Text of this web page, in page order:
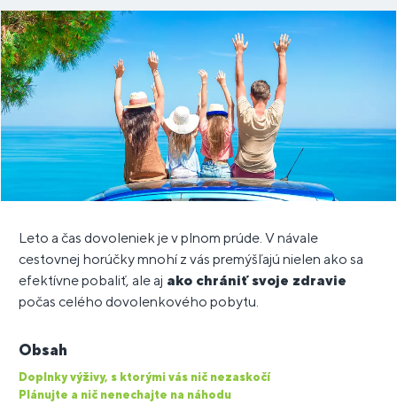
Leto a čas dovoleniek je v plnom prúde. V návale
cestovnej horúčky mnohí z vás premýšľajú nielen ako sa
efektívne pobaliť, ale aj ako chrániť svoje zdravie
počas celého dovolenkového pobytu.
Obsah
Doplnky výživy, s ktorými vás nič nezaskočí
Plánujte a nič nenechajte na náhodu